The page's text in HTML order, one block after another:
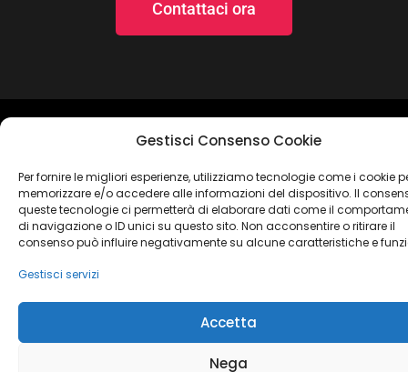
Gestisci Consenso Cookie
Per fornire le migliori esperienze, utilizziamo tecnologie come i cookie
memorizzare e/o accedere alle informazioni del dispositivo. Il
queste tecnologie ci permetterà di elaborare dati come il
di navigazione o ID unici su questo sito. Non acconsentire o ritirare il
consenso può influire negativamente su alcune caratteristiche e
Gestisci servizi
Accetta
Nega
Contattaci ora
Jay Consulting – c.da Migliarino, 33 – 62012
Cookie Policy
Dichiarazione sulla Privacy
Termini e condizioni
Imprint
Dichiarazione sulla Privacy
Disconoscimento